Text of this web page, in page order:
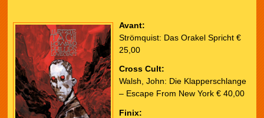
Avant:
Strömquist: Das Orakel Spricht €
25,00
Cross Cult:
Walsh, John: Die Klapperschlange
– Escape From New York € 40,00
Finix: